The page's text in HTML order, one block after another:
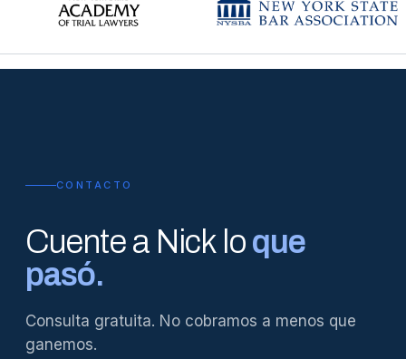
CONTACTO
Cuente a Nick lo que
pasó.
Consulta gratuita. No cobramos a menos que
ganemos.